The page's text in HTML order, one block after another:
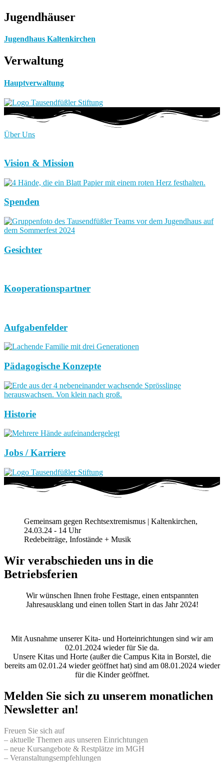
Jugendhäuser
Jugendhaus Kaltenkirchen
Verwaltung
Hauptverwaltung
Über Uns
Vision & Mission
Spenden
Gesichter
Kooperationspartner
Aufgabenfelder
Pädagogische Konzepte
Historie
Jobs / Karriere
Gemeinsam gegen Rechtsextremismus | Kaltenkirchen,
24.03.24 - 14 Uhr
Redebeiträge, Infostände + Musik
Wir verabschieden uns in die
Betriebsferien
Wir wünschen Ihnen frohe Festtage, einen entspannten
Jahresausklang und einen tollen Start in das Jahr 2024!
Mit Ausnahme unserer Kita- und Horteinrichtungen sind wir am
02.01.2024 wieder für Sie da.
Unsere Kitas und Horte (außer die Campus Kita in Borstel, die
bereits am 02.01.24 wieder geöffnet hat) sind am 08.01.2024 wieder
für die Kinder geöffnet.
Melden Sie sich zu unserem monatlichen
Newsletter an!
Freuen Sie sich auf
– aktuelle Themen aus unseren Einrichtungen
– neue Kursangebote & Restplätze im MGH
– Veranstaltungsempfehlungen